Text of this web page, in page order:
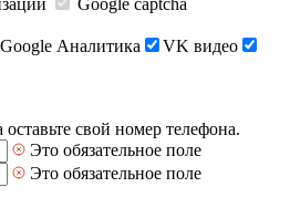
Google captcha
Google Аналитика
VK видео
свой номер телефона.
Это обязательное поле
Это обязательное поле